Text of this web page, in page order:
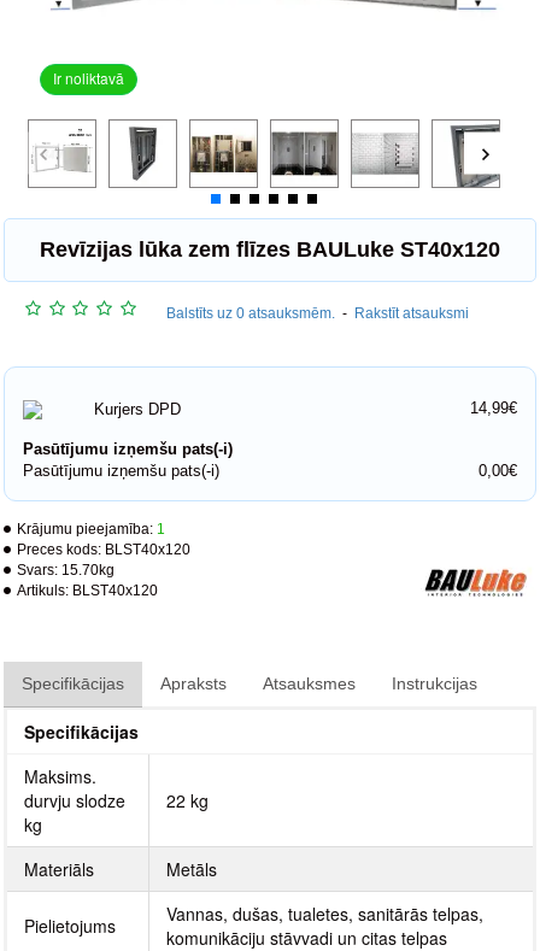
Ir noliktavā
Revīzijas lūka zem flīzes BAULuke ST40x120
Krājumu pieejamība: 1
Preces kods: BLST40x120
Svars: 15.70kg
Artikuls: BLST40x120
Balstīts uz 0 atsauksmēm. - Rakstīt atsauksmi
Kurjers DPD 14,99€
Pasūtījumu izņemšu pats(-i)
Pasūtījumu izņemšu pats(-i)
0,00€
Specifikācijas Apraksts Atsauksmes Instrukcijas
Specifikācijas
Maksims.
durvju slodze
kg
22 kg
Materiāls Metāls
Pielietojums
Vannas, dušas, tualetes, sanitārās telpas,
komunikāciju stāvvadi un citas telpas